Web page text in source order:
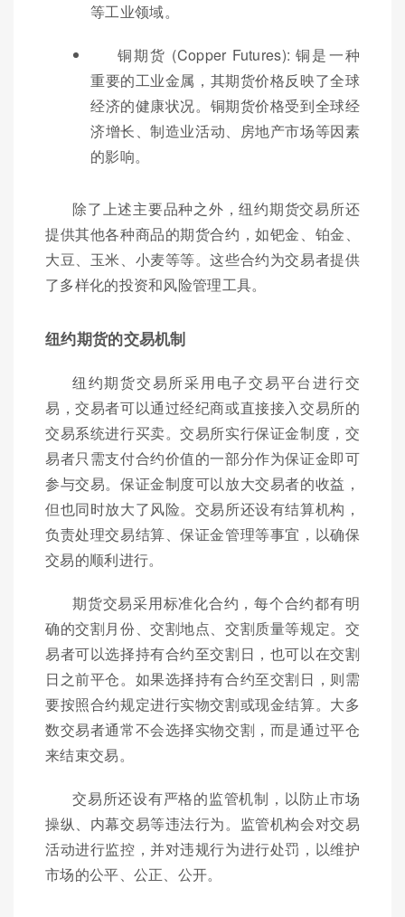
等工业领域。
铜期货 (Copper Futures): 铜是一种
重要的工业金属，其期货价格反映了全球
经济的健康状况。铜期货价格受到全球经
济增长、制造业活动、房地产市场等因素
的影响。
除了上述主要品种之外，纽约期货交易所还
提供其他各种商品的期货合约，如钯金、铂金、
大豆、玉米、小麦等等。这些合约为交易者提供
了多样化的投资和风险管理工具。
纽约期货的交易机制
纽约期货交易所采用电子交易平台进行交
易，交易者可以通过经纪商或直接接入交易所的
交易系统进行买卖。交易所实行保证金制度，交
易者只需支付合约价值的一部分作为保证金即可
参与交易。保证金制度可以放大交易者的收益，
但也同时放大了风险。交易所还设有结算机构，
负责处理交易结算、保证金管理等事宜，以确保
交易的顺利进行。
期货交易采用标准化合约，每个合约都有明
确的交割月份、交割地点、交割质量等规定。交
易者可以选择持有合约至交割日，也可以在交割
日之前平仓。如果选择持有合约至交割日，则需
要按照合约规定进行实物交割或现金结算。大多
数交易者通常不会选择实物交割，而是通过平仓
来结束交易。
交易所还设有严格的监管机制，以防止市场
操纵、内幕交易等违法行为。监管机构会对交易
活动进行监控，并对违规行为进行处罚，以维护
市场的公平、公正、公开。